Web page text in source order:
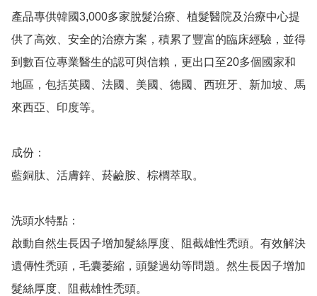
產品專供韓國3,000多家脫髮治療、植髮醫院及治療中心提
供了高效、安全的治療方案，積累了豐富的臨床經驗，並得
到數百位專業醫生的認可與信賴，更出口至20多個國家和
地區，包括英國、法國、美國、德國、西班牙、新加坡、馬
來西亞、印度等。
成份：
藍銅肽、活膚鋅、菸鹼胺、棕櫚萃取。
洗頭水特點：
啟動自然生長因子增加髮絲厚度、阻截雄性禿頭。有效解決
遺傳性禿頭，毛囊萎縮，頭髮過幼等問題。然生長因子增加
髮絲厚度、阻截雄性禿頭。